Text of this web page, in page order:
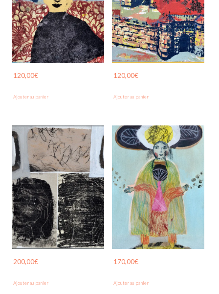
120,00€
Ajouter au panier
120,00€
Ajouter au panier
200,00€
Ajouter au panier
170,00€
Ajouter au panier